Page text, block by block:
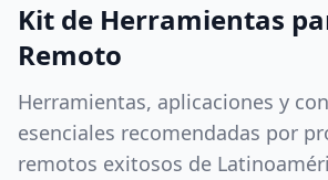
Kit de Herramientas
Remoto
Herramientas, aplicaciones y
esenciales recomendadas por
remotos exitosos de